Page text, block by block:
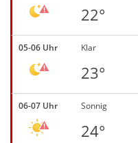
22°
05-06 Uhr Klar
23°
06-07 Uhr Sonnig
24°